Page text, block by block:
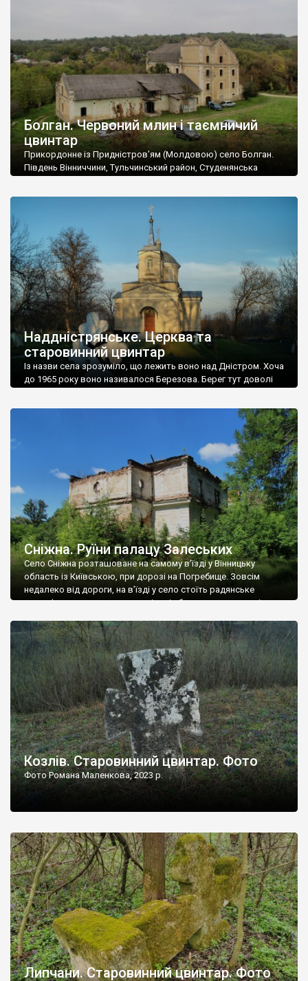
Болган. Червоний млин і таємничий
цвинтар
Прикордонне із Придністров’ям (Молдовою) село Болган.
Південь Вінниччини, Тульчинський район, Студенянська
старовинний цвинтар із кам’яними хрестами. Всі епітафії, які
збереглися, написані кирилицею, церковнослов’янською
мовою. За всіма традиційними ознаками – цвинтар
український. Хрести датуються 19 століттям. У 1924-1940
роках Болган […]
Наддністрянське. Церква та
старовинний цвинтар
Із назви села зрозуміло, що лежить воно над Дністром. Хоча
до 1965 року воно називалося Березова. Берег тут доволі
Наддністрянське відрізняється від більшості навколишніх
сіл. У селі є мурована Михайлівська церква. Точної дати […]
Сніжна. Руїни палацу Залеських
Село Сніжна розташоване на самому в’їзді у Вінницьку
область із Київською, при дорозі на Погребище. Зовсім
недалеко від дороги, на в’їзді у село стоїть радянське
рельєфне пано, яке показує жінку і яблуню, а трохи далі, десь
не видно, але видно дві стареньких колії у траві – […]
Козлів. Старовинний цвинтар. Фото
Фото Романа Маленкова, 2023 р.
Липчани. Старовинний цвинтар. Фото